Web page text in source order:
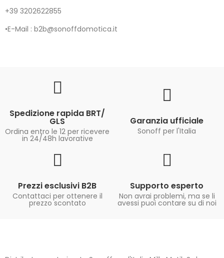
+39 3202622855
•E-Mail : b2b@sonoffdomotica.it
Spedizione rapida BRT/
GLS
Ordina entro le 12 per ricevere
in 24/48h lavorative
Garanzia ufficiale
Sonoff per l'Italia
Prezzi esclusivi B2B
Contattaci per ottenere il
prezzo scontato
Supporto esperto
Non avrai problemi, ma se li
avessi puoi contare su di noi